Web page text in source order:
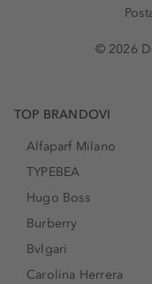
© 2026
TOP BRANDOVI
Alfaparf Milano
TYPEBEA
Hugo Boss
Burberry
Bvlgari
Carolina Herrera